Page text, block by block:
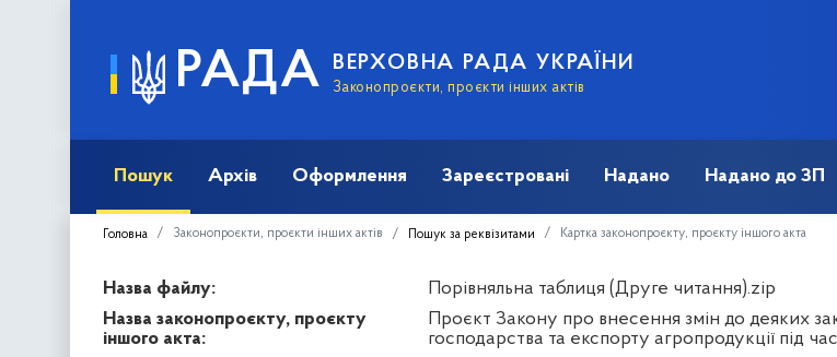
РАДА ВЕРХОВНА РАДА УКРАЇНИ
Законопроєкти, проєкти інших актів
Пошук Архів Оформлення Зареєстровані Надано Надано до ЗП
Головна Законопроєкти, проєкти інших актів Пошук за реквізитами Картка законопроєкту, проєкту іншого акта
Назва файлу:
Порівняльна таблиця (Друге читання).zip
Назва законопроєкту, проєкту
іншого акта:
Проєкт Закону про внесення змін до деяких
господарства та експорту агропродукції під